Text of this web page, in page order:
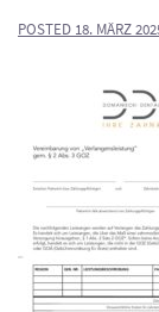
POSTED 18. MÄRZ